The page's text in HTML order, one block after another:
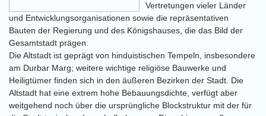
Vertretungen vieler Länder
und Entwicklungsorganisationen sowie die repräsentativen
Bauten der Regierung und des Königshauses, die das Bild der
Gesamtstadt prägen.
Die Altstadt ist geprägt von hinduistischen Tempeln, insbesondere
am Durbar Marg; weitere wichtige religiöse Bauwerke und
Heiligtümer finden sich in den äußeren Bezirken der Stadt. Die
Altstadt hat eine extrem hohe Bebauungsdichte, verfügt aber
weitgehend noch über die ursprüngliche Blockstruktur mit der für